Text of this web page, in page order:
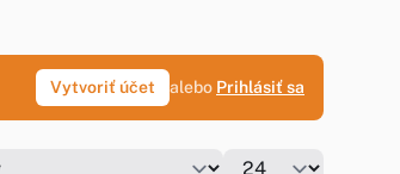
Vytvoriť účet alebo Prihlásiť sa